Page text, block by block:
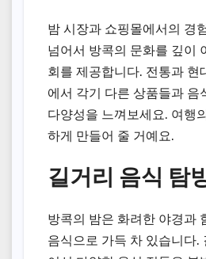
밤 시장과 쇼핑몰에서의 경
넘어서 방콕의 문화를 깊이
회를 제공합니다. 전통과 현
에서 각기 다른 상품들과 음
다양성을 느껴보세요. 여행
하게 만들어 줄 거예요.
길거리 음식 탐
방콕의 밤은 화려한 야경과
음식으로 가득 차 있습니다.